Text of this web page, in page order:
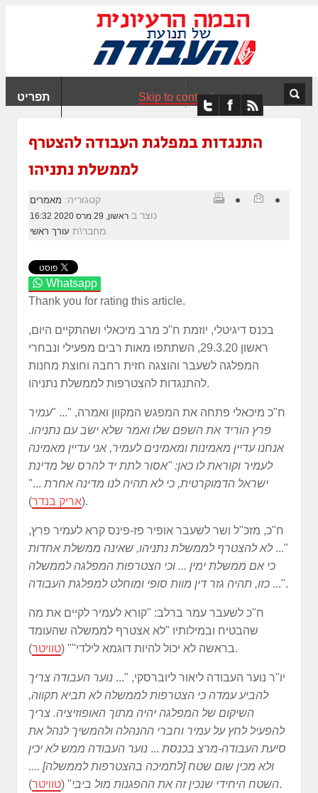
תפריט Skip to content
התנגדות במפלגת העבודה להצטרף
לממשלת נתניהו
קטגוריה: מאמרים
נוצר ב ראשון, 29 מרס 2020 16:32
מחבר\ת עורך ראשי
Whatsapp
Thank you for rating this article.
בכנס דיגיטלי, יוזמת ח"כ מרב מיכאלי ושהתקיים היום,
ראשון 29.3.20, השתתפו מאות רבים מפעילי ונבחרי
המפלגה לשעבר והוצגה חזית רחבה וחוצת מחנות
להתנגדות להצטרפות לממשלת נתניהו.
ח"כ מיכאלי פתחה את המפגש המקוון ואמרה, "... "עמיר
פרץ הוריד את השפם שלו ואמר שלא ישב עם נתניהו.
אנחנו עדיין מאמינות ומאמינים לעמיר, אני עדיין מאמינה
לעמיר וקוראת לו כאן: "אסור לתת יד להרס של מדינת
ישראל הדמוקרטית, כי לא תהיה לנו מדינה אחרת ..."
(אריק בנדר ).
ח"כ, מזכ"ל ושר לשעבר אופיר פז-פינס קרא לעמיר פרץ,
"...לא להצטרף לממשלת נתניהו, שאינה ממשלת אחדות
כי אם ממשלת ימין ... וכי הצטרפות המפלגה לממשלה
כזו, תהיה גזר דין מוות סופי ומוחלט למפלגת העבודה ...".
ח"כ לשעבר עמר ברלב: "קורא לעמיר לקיים את מה
שהבטיח ובמילותיו "לא אצטרף לממשלה שהעומד
בראשה לא יכול להיות דוגמא לילדי"" (טוויטר ).
יו"ר נוער העבודה ליאור ליוברסקי, "... נוער העבודה צריך
להביע עמדה כי הצטרפות לממשלה לא תביא תקווה,
השיקום של המפלגה יהיה מתוך האופוזיציה. צריך
להפעיל לחץ על עמיר וחברי ההנהלה ולהמשיך לנהל את
סיעת העבודה-מרצ בכנסת ... נוער העבודה ממש לא יכין
ולא מכין שום שטח [לתמיכה בהצטרפות לממשלה] ....
השטח היחידי שנכין זה את ההפגנות מול ביבי" (טוויטר ).